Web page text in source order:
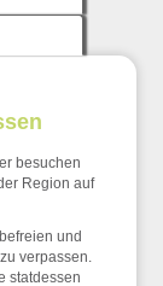
besuchen
Region auf
und
verpassen.
statdessen